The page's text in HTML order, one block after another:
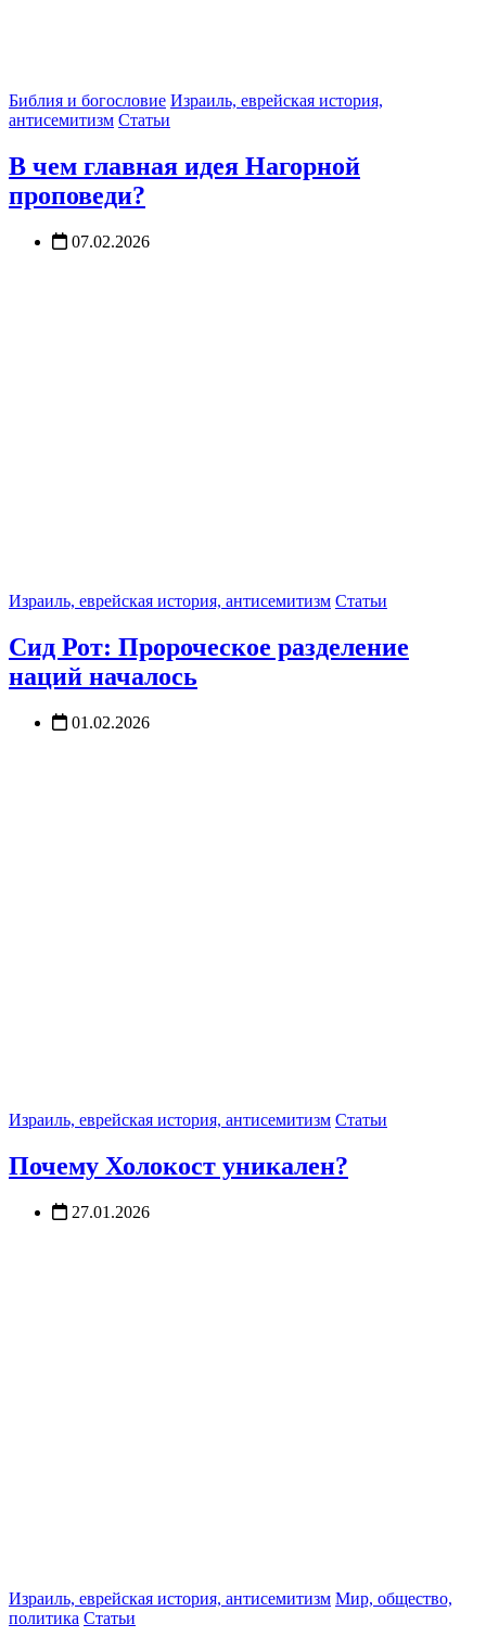
Библия и богословие Израиль, еврейская история,
антисемитизм Статьи
В чем главная идея Нагорной
проповеди?
07.02.2026
Израиль, еврейская история, антисемитизм Статьи
Сид Рот: Пророческое разделение
наций началось
01.02.2026
Израиль, еврейская история, антисемитизм Статьи
Почему Холокост уникален?
27.01.2026
Израиль, еврейская история, антисемитизм Мир, общество,
политика Статьи